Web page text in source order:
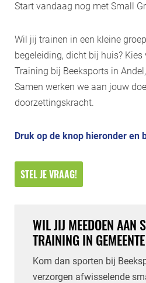
Start vandaag nog met Small
Wil jij trainen in een kleine
begeleiding, dicht bij huis? Kies
Training bij Beeksports in
Samen werken we aan jouw
doorzettingskracht.
Druk op de knop hieronder en
STEL JE VRAAG!
WIL JIJ MEEDOEN AAN
TRAINING IN
Kom dan sporten bij
verzorgen afwisselende